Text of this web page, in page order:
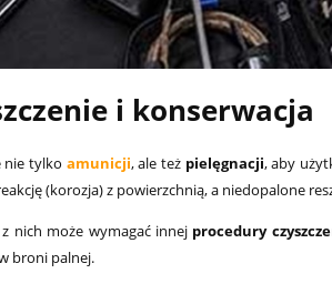
Cena regularna:2 599,00 zł
i konserwacja
nie tylko amunicji, ale też pielęgnacji, aby
(korozja) z powierzchnią, a niedopalone
nich może wymagać innej procedury
broni palnej.